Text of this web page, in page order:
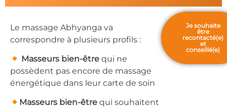
Le massage Abhyanga va
correspondre à plusieurs profils :
Masseurs bien-être qui ne
possèdent pas encore de massage
énergétique dans leur carte de soin
Masseurs bien-être qui souhaitent
Je souhaite
être
recontacté(e)
et
conseillé(e)